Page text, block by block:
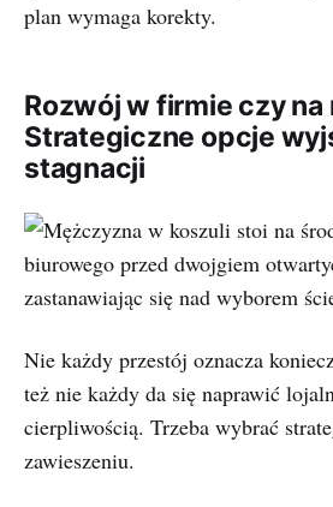
plan wymaga korekty.
Rozwój w firmie czy na
Strategiczne opcje
stagnacji
Nie każdy przestój oznacza
też nie każdy da się naprawić
cierpliwością. Trzeba wybrać
zawieszeniu.